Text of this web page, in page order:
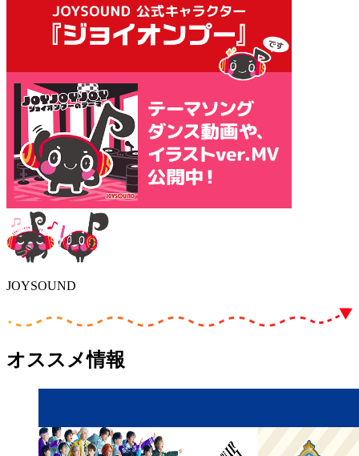
JOYSOUND
オススメ情報